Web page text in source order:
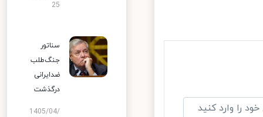
25
سناتور
جنگ‌طلب
ضدایرانی
درگذشت
1405/04/